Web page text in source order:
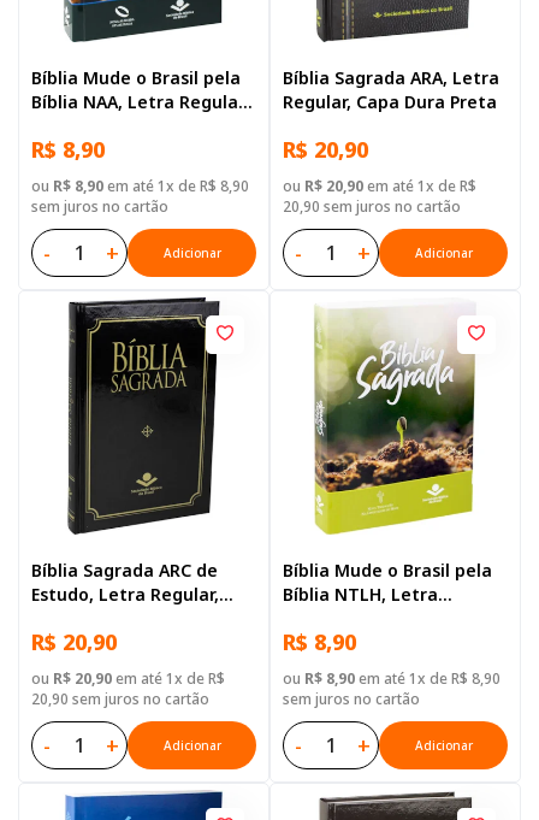
Bíblia Mude o Brasil pela
Bíblia NAA, Letra Regular,
Verde escuro
R$ 8,90
ou R$ 8,90em até 1x de R$ 8,90
sem juros no cartão
- + Adicionar
Bíblia Sagrada ARA, Letra
Regular, Capa Dura Preta
R$ 20,90
ou R$ 20,90em até 1x de R$
20,90 sem juros no cartão
- + Adicionar
Bíblia Sagrada ARC de
Estudo, Letra Regular,
Preta
R$ 20,90
ou R$ 20,90em até 1x de R$
20,90 sem juros no cartão
- + Adicionar
Bíblia Mude o Brasil pela
Bíblia NTLH, Letra
Ilustrada: Verde claro
R$ 8,90
ou R$ 8,90em até 1x de R$ 8,90
sem juros no cartão
- + Adicionar